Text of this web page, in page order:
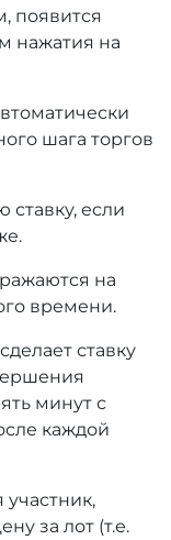
появится
нажатия на
шага торгов
ставку, если
на
времени.
ставку
минут с
каждой
за лот (т.е.